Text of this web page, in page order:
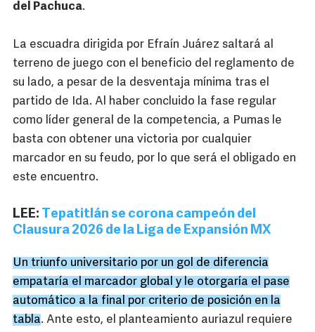
del Pachuca.
La escuadra dirigida por Efraín Juárez saltará al
terreno de juego con el beneficio del reglamento de
su lado, a pesar de la desventaja mínima tras el
partido de Ida. Al haber concluido la fase regular
como líder general de la competencia, a Pumas le
basta con obtener una victoria por cualquier
marcador en su feudo, por lo que será el obligado en
este encuentro.
LEE: Tepatitlán se corona campeón del
Clausura 2026 de la Liga de Expansión MX
Un triunfo universitario por un gol de diferencia
empataría el marcador global y le otorgaría el pase
automático a la final por criterio de posición en la
tabla. Ante esto, el planteamiento auriazul requiere